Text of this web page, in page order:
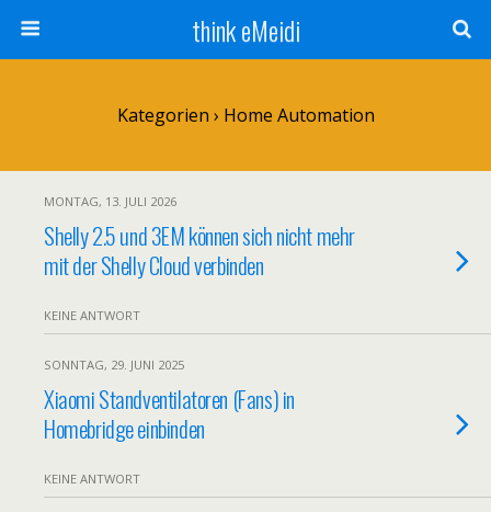
think eMeidi
Kategorien › Home Automation
MONTAG, 13. JULI 2026
Shelly 2.5 und 3EM können sich nicht mehr
mit der Shelly Cloud verbinden
KEINE ANTWORT
SONNTAG, 29. JUNI 2025
Xiaomi Standventilatoren (Fans) in
Homebridge einbinden
KEINE ANTWORT